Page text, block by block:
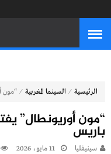
الرئيسية ⁄ السينما المغربية ⁄ “مون
“مون أوريونطال”
باريس
سينيفليا 11 مايو، 2026